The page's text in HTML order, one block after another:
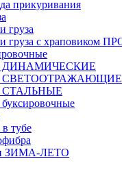
прикуривания
груза
груза с храповиком
ДИНАМИЧЕСКИЕ
СВЕТООТРАЖАЮЩИЕ
СТАЛЬНЫЕ
тубе
ЗИМА-ЛЕТО